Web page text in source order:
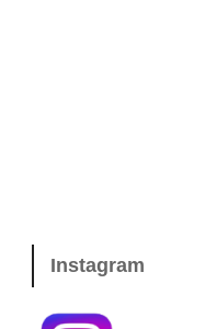
Instagram